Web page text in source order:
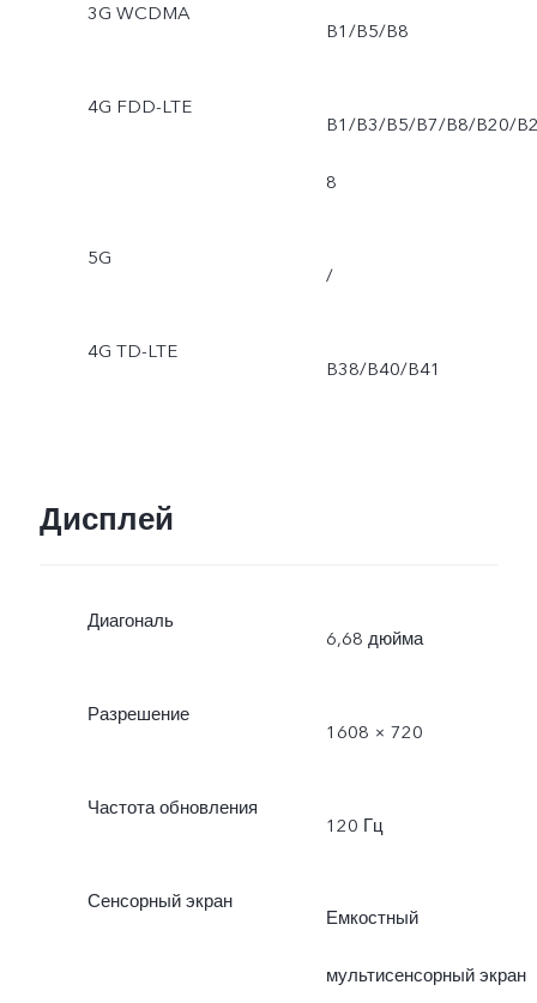
3G WCDMA
B1/B5/B8
4G FDD-LTE
B1/B3/B5/B7/B8/B20/
8
5G
/
4G TD-LTE
B38/B40/B41
Дисплей
Диагональ
6,68 дюйма
Разрешение
1608 × 720
Частота обновления
120 Гц
Сенсорный экран
Емкостный
мультисенсорный экран